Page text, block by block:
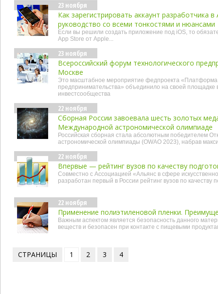
23 ноября
Как зарегистрировать аккаунт разработчика
руководство со всеми тонкостями и нюансами
Если вы решили создать приложение под iOS, то
App Store от Apple...
23 ноября
Всероссийский форум технологического
Москве
Это масштабное мероприятие федпроекта «Платформа
предпринимательства» объединило на своей площадке
инвестсообщества
22 ноября
Сборная России завоевала шесть золотых
Международной астрономической олимпиаде
Российская сборная стала абсолютным победителем
астрономической олимпиады (OWAO 2023), набрав
22 ноября
Впервые — рейтинг вузов по качеству
Совместно с Ассоциацией «Альянс в сфере
разработан первый в России рейтинг вузов по качеству
22 ноября
Применение полиэтиленовой пленки.
Важным аспектом является безопасность данного
веществ и безопасен при контакте с пищевыми
СТРАНИЦЫ 1 2 3 4